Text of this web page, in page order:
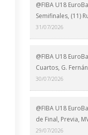
@FIBA U18
Semifinales, (11)
31/07/2026
@FIBA U18
Cuartos, G.
30/07/2026
@FIBA U18
de Final, Previa,
29/07/2026